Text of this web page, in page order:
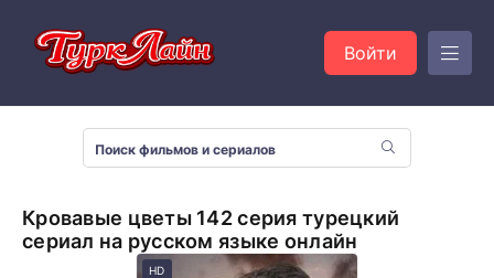
Войти
Кровавые цветы 142 серия турецкий
сериал на русском языке онлайн
HD